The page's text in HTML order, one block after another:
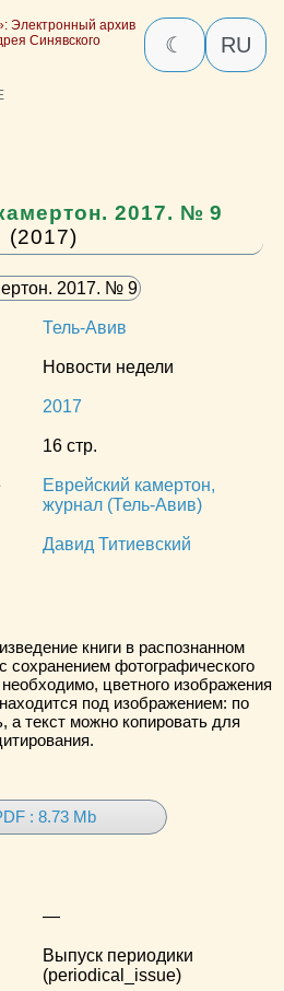
Электронный архив
Синявского
☾ RU
2017. № 9
(2017)
Тель-Авив
Новости недели
2017
16 стр.
Еврейский камертон,
журнал (Тель-Авив)
Давид Титиевский
книги в распознанном
фотографического
цветного изображения
под изображением: по
а текст можно копировать для
: 8.73 Mb
—
Выпуск периодики
(periodical_issue)